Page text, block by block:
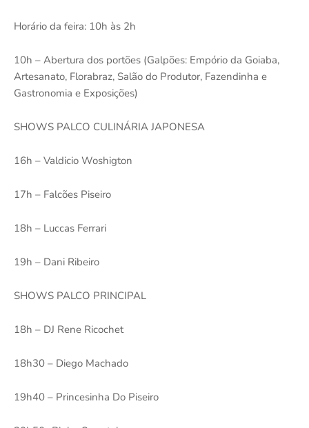
Horário da feira: 10h às 2h
10h – Abertura dos portões (Galpões: Empório da Goiaba,
Artesanato, Florabraz, Salão do Produtor, Fazendinha e
Gastronomia e Exposições)
SHOWS PALCO CULINÁRIA JAPONESA
16h – Valdicio Woshigton
17h – Falcões Piseiro
18h – Luccas Ferrari
19h – Dani Ribeiro
SHOWS PALCO PRINCIPAL
18h – DJ Rene Ricochet
18h30 – Diego Machado
19h40 – Princesinha Do Piseiro